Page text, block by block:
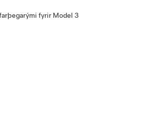
fyrir Model 3